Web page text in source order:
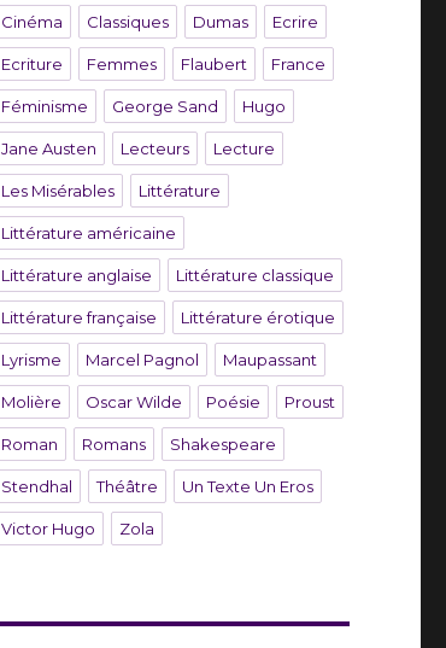
Cinéma Classiques Dumas Ecrire
Ecriture Femmes Flaubert France
Féminisme George Sand Hugo
Jane Austen Lecteurs Lecture
Les Misérables Littérature
Littérature américaine
Littérature anglaise Littérature classique
Littérature française Littérature érotique
Lyrisme Marcel Pagnol Maupassant
Molière Oscar Wilde Poésie Proust
Roman Romans Shakespeare
Stendhal Théâtre Un Texte Un Eros
Victor Hugo Zola